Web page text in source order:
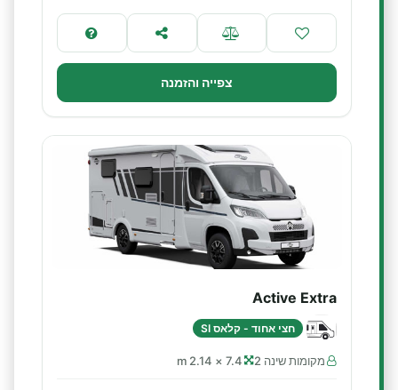
צפייה והזמנה
Active Extra
חצי אחוד - קלאס SI
מקומות שינה 2 7.4 × 2.14 m